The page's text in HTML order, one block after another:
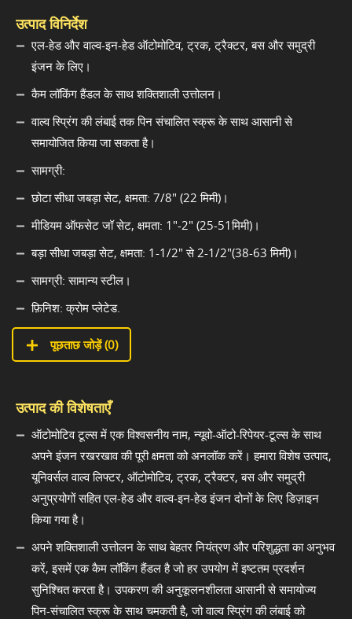
उत्पाद विनिर्देश
एल-हेड और वाल्व-इन-हेड ऑटोमोटिव, ट्रक, ट्रैक्टर, बस और समुद्री
इंजन के लिए।
कैम लॉकिंग हैंडल के साथ शक्तिशाली उत्तोलन।
वाल्व स्प्रिंग की लंबाई तक पिन संचालित स्क्रू के साथ आसानी से
समायोजित किया जा सकता है।
सामग्री:
छोटा सीधा जबड़ा सेट, क्षमता: 7/8" (22 मिमी)।
मीडियम ऑफसेट जॉ सेट, क्षमता: 1"-2" (25-51मिमी)।
बड़ा सीधा जबड़ा सेट, क्षमता: 1-1/2" से 2-1/2"(38-63 मिमी)।
सामग्री: सामान्य स्टील।
फ़िनिश: क्रोम प्लेटेड.
पूछताछ जोड़ें (0)
उत्पाद की विशेषताएँ
ऑटोमोटिव टूल्स में एक विश्वसनीय नाम, न्यूवो-ऑटो-रिपेयर-टूल्स के साथ
अपने इंजन रखरखाव की पूरी क्षमता को अनलॉक करें। हमारा विशेष उत्पाद,
यूनिवर्सल वाल्व लिफ्टर, ऑटोमोटिव, ट्रक, ट्रैक्टर, बस और समुद्री
अनुप्रयोगों सहित एल-हेड और वाल्व-इन-हेड इंजन दोनों के लिए डिज़ाइन
किया गया है।
अपने शक्तिशाली उत्तोलन के साथ बेहतर नियंत्रण और परिशुद्धता का अनुभव
करें, इसमें एक कैम लॉकिंग हैंडल है जो हर उपयोग में इष्टतम प्रदर्शन
सुनिश्चित करता है। उपकरण की अनुकूलनशीलता आसानी से समायोज्य
पिन-संचालित स्क्रू के साथ चमकती है, जो वाल्व स्प्रिंग की लंबाई को